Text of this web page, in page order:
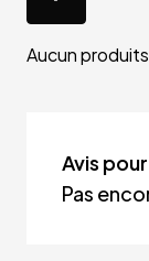
Aucun produits
Avis
Pas